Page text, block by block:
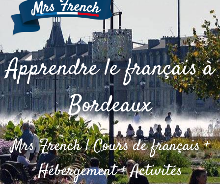
Apprendre le français à
Bordeaux
Mrs French | Cours de français +
Hébergement + Activités